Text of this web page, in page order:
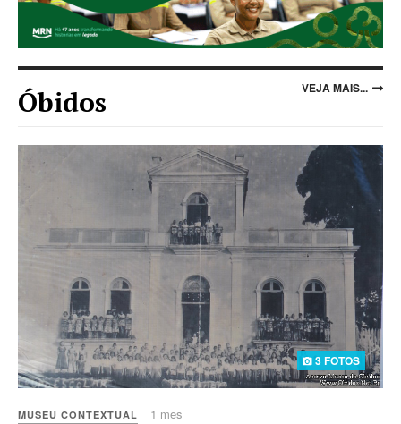
Óbidos VEJA MAIS...
3 FOTOS
MUSEU CONTEXTUAL 1 mes